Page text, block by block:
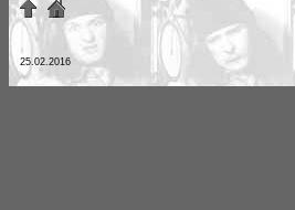
25.02.2016